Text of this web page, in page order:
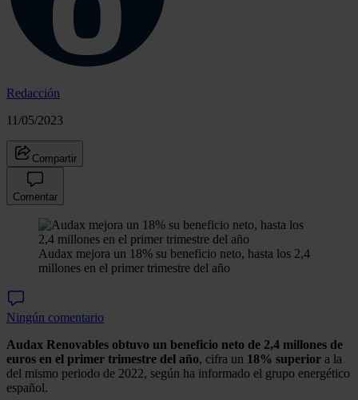
Redacción
11/05/2023
Compartir
Comentar
Audax mejora un 18% su beneficio neto, hasta los 2,4
millones en el primer trimestre del año
Ningún comentario
Audax Renovables obtuvo un beneficio neto de 2,4 millones de
euros en el primer trimestre del año, cifra un 18% superior a la
del mismo periodo de 2022, según ha informado el grupo energético
español.